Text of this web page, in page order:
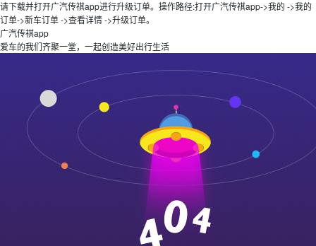
请下载并打开广汽传祺app进行升级订单。操作路径:打开广汽传祺app->我的 ->我的
订单->新车订单 ->查看详情 ->升级订单。
广汽传祺app
爱车的我们齐聚一堂，一起创造美好出行生活